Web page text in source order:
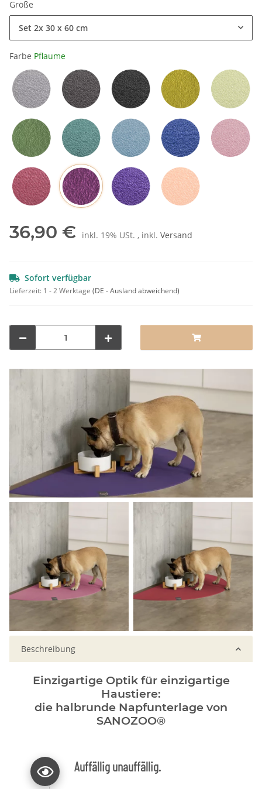
Größe
Set 2x 30 x 60 cm
Farbe Pflaume
Hellgrau Grau Schwarz Mangogelb Grün
Olivgrün Petrol Hellblau Blau
36,90 € inkl. 19% USt. , inkl. Versand
Sofort verfügbar
Lieferzeit: 1 - 2 Werktage (DE - Ausland abweichend)
Beschreibung
Einzigartige Optik für einzigartige
Haustiere:
die halbrunde Napfunterlage von
SANOZOO®
Auffällig unauffällig.